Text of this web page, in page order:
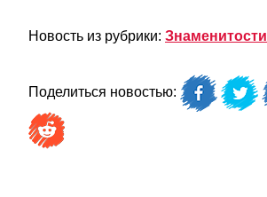
Новость из рубрики: Знаменитости
Поделиться новостью: